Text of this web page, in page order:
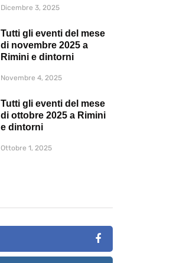
Dicembre 3, 2025
Tutti gli eventi del mese
di novembre 2025 a
Rimini e dintorni
Novembre 4, 2025
Tutti gli eventi del mese
di ottobre 2025 a Rimini
e dintorni
Ottobre 1, 2025